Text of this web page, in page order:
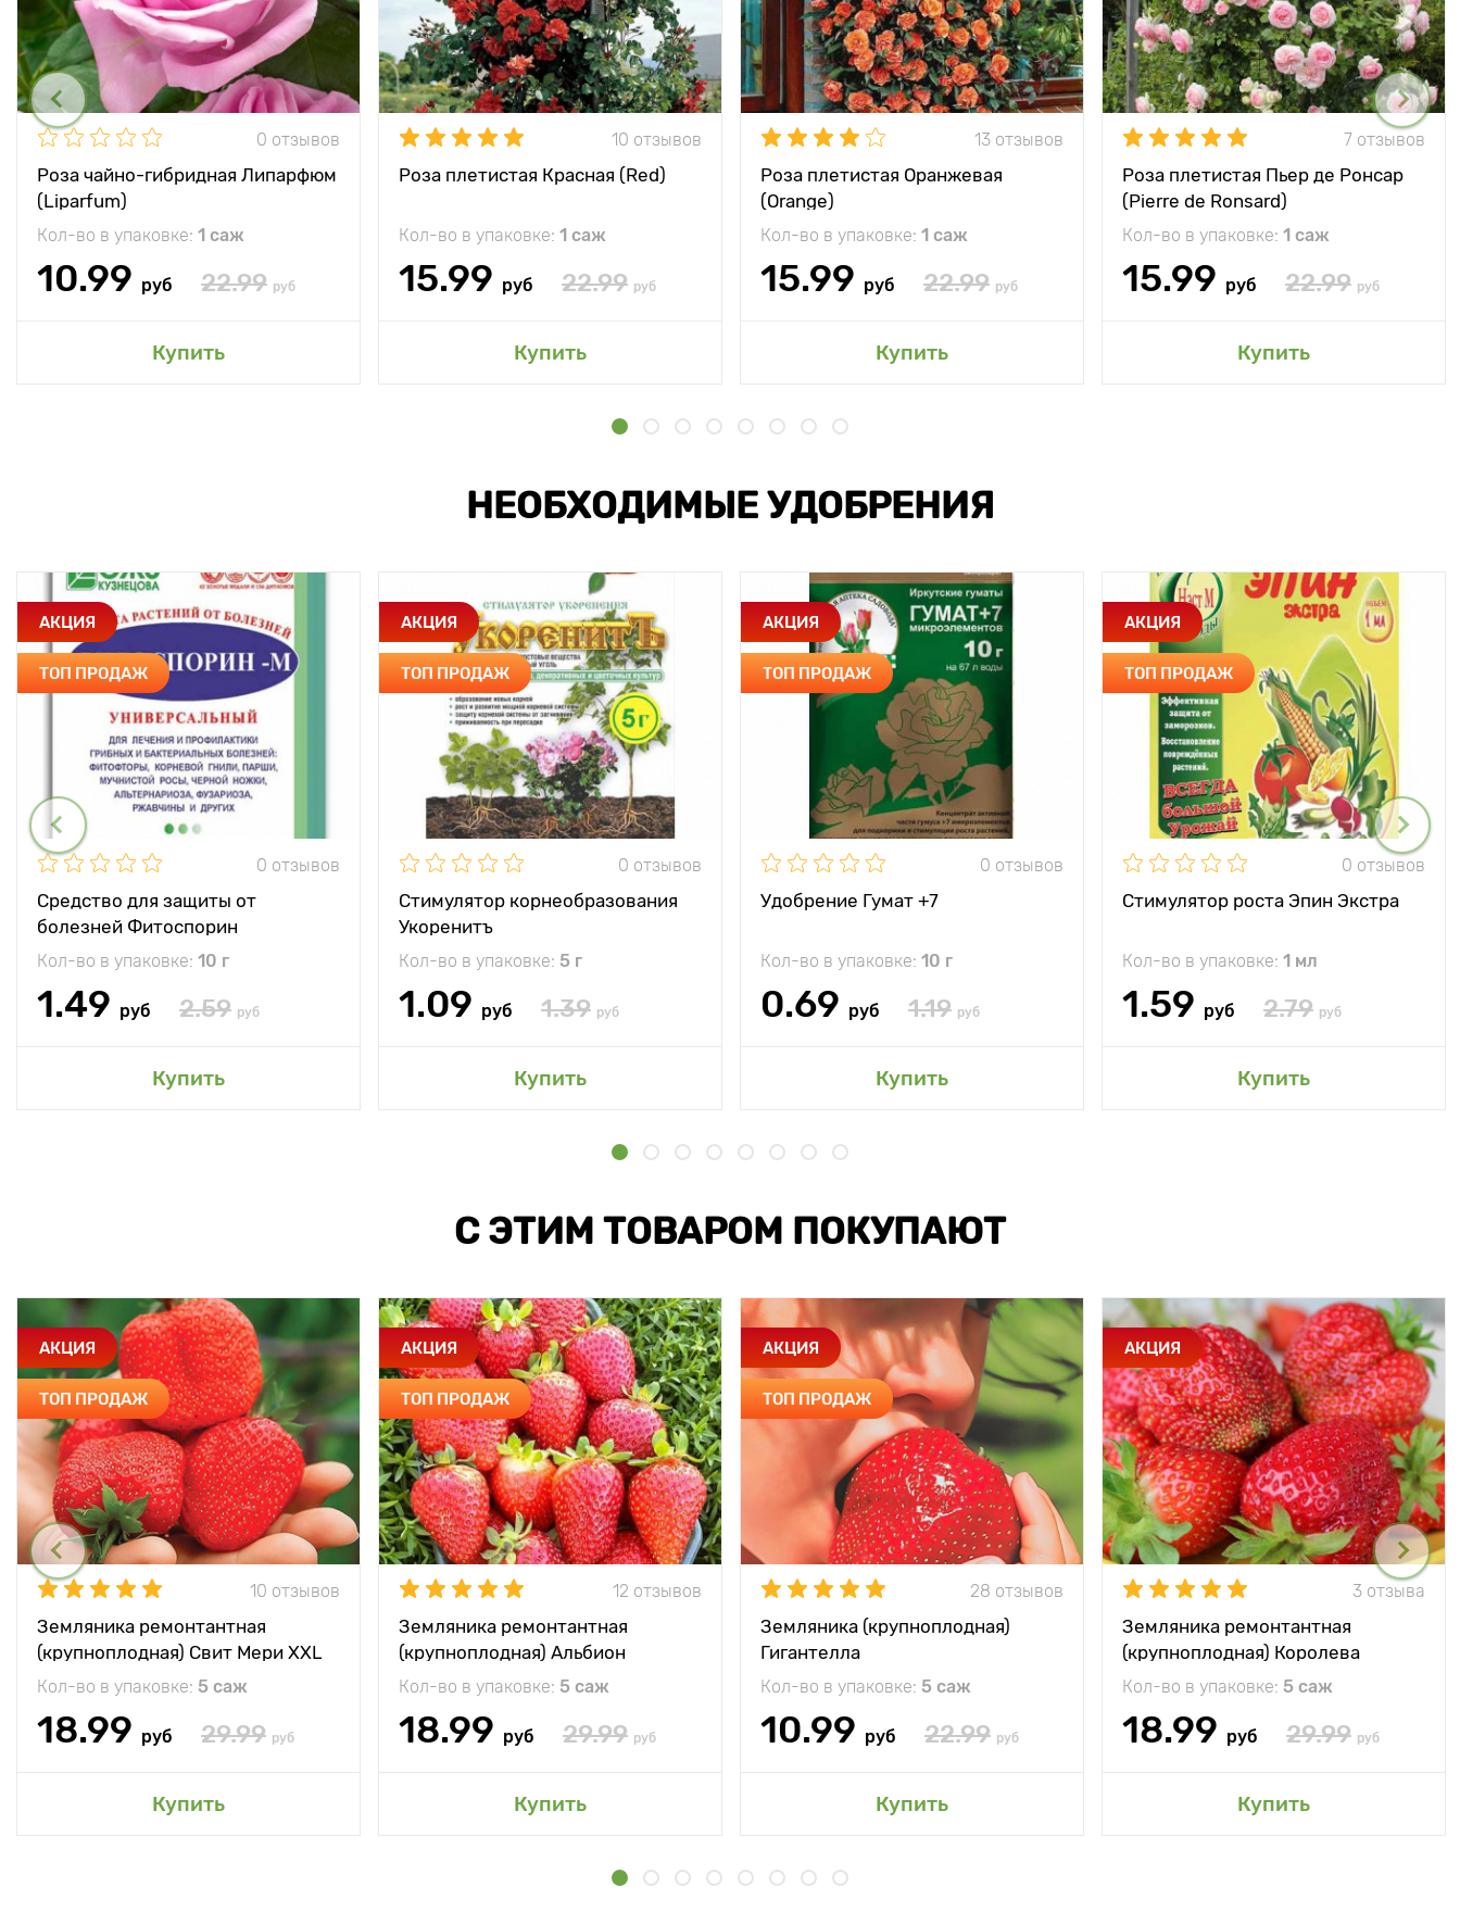
0 отзывов
Роза чайно-гибридная Липарфюм
(Liparfum)
Кол-во в упаковке: 1 саж
10.99 руб 22.99 руб
Купить
10 отзывов
Роза плетистая Красная (Red)
Кол-во в упаковке: 1 саж
15.99 руб 22.99 руб
Купить
13 отзывов
Роза плетистая Оранжевая
(Orange)
Кол-во в упаковке: 1 саж
15.99 руб 22.99 руб
Купить
7 отзывов
Роза плетистая Пьер де Ронсар
(Pierre de Ronsard)
Кол-во в упаковке: 1 саж
15.99 руб 22.99 руб
Купить
НЕОБХОДИМЫЕ УДОБРЕНИЯ
АКЦИЯ
ТОП ПРОДАЖ
0 отзывов
Средство для защиты от
болезней Фитоспорин
Кол-во в упаковке: 10 г
1.49 руб 2.59 руб
Купить
АКЦИЯ
ТОП ПРОДАЖ
0 отзывов
Стимулятор корнеобразования
Укоренитъ
Кол-во в упаковке: 5 г
1.09 руб 1.39 руб
Купить
АКЦИЯ
ТОП ПРОДАЖ
0 отзывов
Удобрение Гумат +7
Кол-во в упаковке: 10 г
0.69 руб 1.19 руб
Купить
АКЦИЯ
ТОП ПРОДАЖ
0 отзывов
Стимулятор роста Эпин Экстра
Кол-во в упаковке: 1 мл
1.59 руб 2.79 руб
Купить
С ЭТИМ ТОВАРОМ ПОКУПАЮТ
АКЦИЯ
ТОП ПРОДАЖ
10 отзывов
Земляника ремонтантная
(крупноплодная) Свит Мери XXL
Кол-во в упаковке: 5 саж
18.99 руб 29.99 руб
Купить
АКЦИЯ
ТОП ПРОДАЖ
12 отзывов
Земляника ремонтантная
(крупноплодная) Альбион
Кол-во в упаковке: 5 саж
18.99 руб 29.99 руб
Купить
АКЦИЯ
ТОП ПРОДАЖ
28 отзывов
Земляника (крупноплодная)
Гигантелла
Кол-во в упаковке: 5 саж
10.99 руб 22.99 руб
Купить
АКЦИЯ
3 отзыва
Земляника ремонтантная
(крупноплодная) Королева
Елизавета
Кол-во в упаковке: 5 саж
18.99 руб 29.99 руб
Купить